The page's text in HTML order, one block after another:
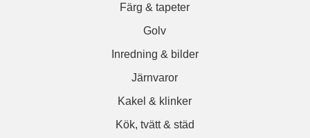
Färg & tapeter
Golv
Inredning & bilder
Järnvaror
Kakel & klinker
Kök, tvätt & städ